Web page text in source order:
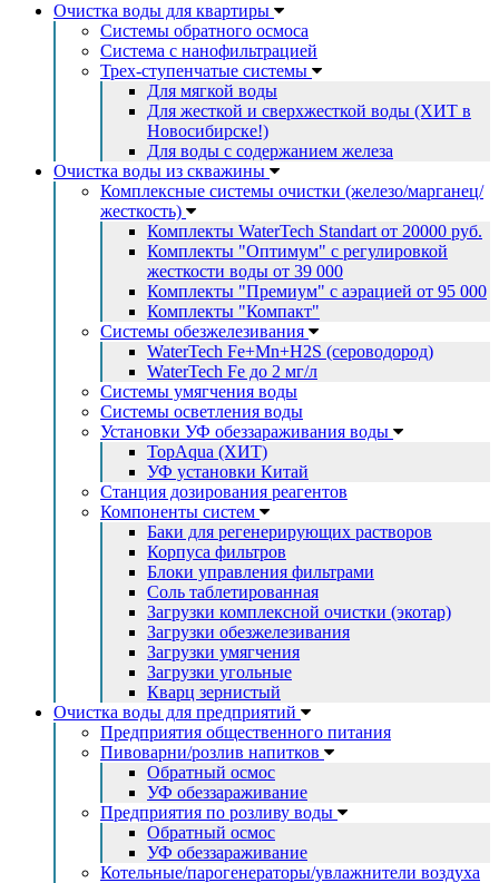
Очистка воды для квартиры
Системы обратного осмоса
Система с нанофильтрацией
Трех-ступенчатые системы
Для мягкой воды
Для жесткой и сверхжесткой воды (ХИТ в
Новосибирске!)
Для воды с содержанием железа
Очистка воды из скважины
Комплексные системы очистки (железо/марганец/
жесткость)
Комплекты WaterTech Standart от 20000 руб.
Комплекты "Оптимум" с регулировкой
жесткости воды от 39 000
Комплекты "Премиум" с аэрацией от 95 000
Комплекты "Компакт"
Системы обезжелезивания
WaterTech Fe+Mn+H2S (сероводород)
WaterTech Fe до 2 мг/л
Системы умягчения воды
Системы осветления воды
Установки УФ обеззараживания воды
TopAqua (ХИТ)
УФ установки Китай
Станция дозирования реагентов
Компоненты систем
Баки для регенерирующих растворов
Корпуса фильтров
Блоки управления фильтрами
Соль таблетированная
Загрузки комплексной очистки (экотар)
Загрузки обезжелезивания
Загрузки умягчения
Загрузки угольные
Кварц зернистый
Очистка воды для предприятий
Предприятия общественного питания
Пивоварни/розлив напитков
Обратный осмос
УФ обеззараживание
Предприятия по розливу воды
Обратный осмос
УФ обеззараживание
Котельные/парогенераторы/увлажнители воздуха